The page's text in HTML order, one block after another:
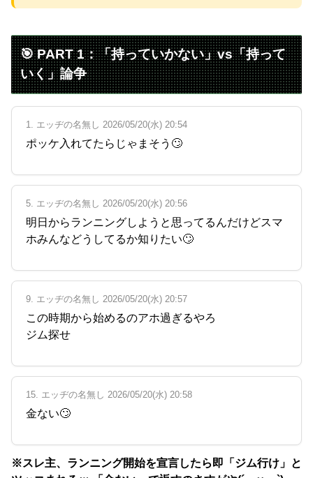
Powered by livedoor 相互RSS
🎯 PART 1：「持っていかない」vs「持って
いく」論争
1. エッヂの名無し 2026/05/20(水) 20:54
ポッケ入れてたらじゃまそう🙄
5. エッヂの名無し 2026/05/20(水) 20:56
明日からランニングしようと思ってるんだけどスマ
ホみんなどうしてるか知りたい🙄
9. エッヂの名無し 2026/05/20(水) 20:57
この時期から始めるのアホ過ぎるやろ
ジム探せ
15. エッヂの名無し 2026/05/20(水) 20:58
金ない🙄
※スレ主、ランニング開始を宣言したら即「ジム行け」と